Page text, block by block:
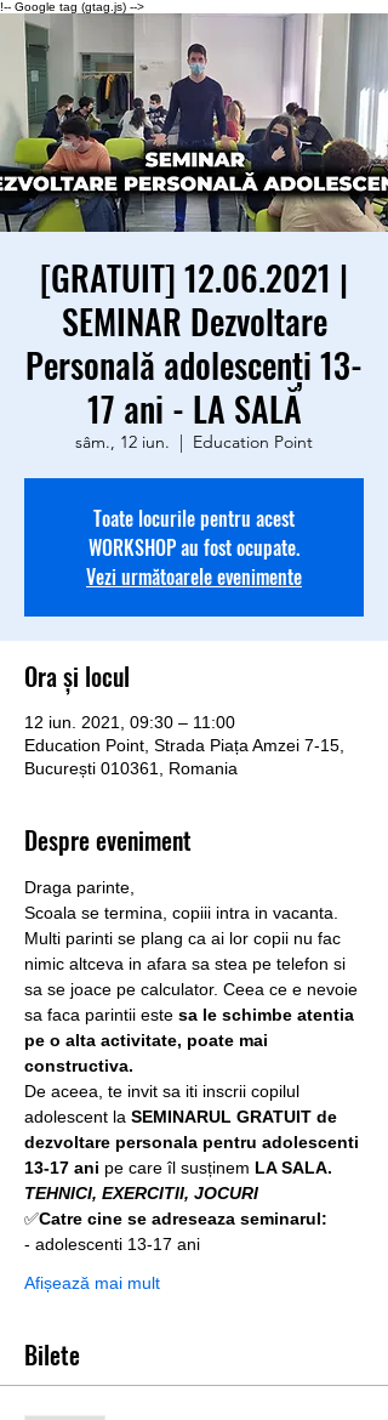
!-- Google tag (gtag.js) -->
[GRATUIT] 12.06.2021 |
SEMINAR Dezvoltare
Personală adolescenţi 13-
17 ani - LA SALĂ
sâm., 12 iun.
  |
Education Point
Toate locurile pentru acest
WORKSHOP au fost ocupate.
Vezi următoarele evenimente
Ora și locul
12 iun. 2021, 09:30 – 11:00
Education Point, Strada Piața Amzei 7-15,
București 010361, Romania
Despre eveniment
Draga parinte,
Scoala se termina, copiii intra in vacanta.
Multi parinti se plang ca ai lor copii nu fac
nimic altceva in afara sa stea pe telefon si
sa se joace pe calculator. Ceea ce e nevoie
sa faca parintii este sa le schimbe atentia
pe o alta activitate, poate mai
constructiva.
De aceea, te invit sa iti inscrii copilul
adolescent la SEMINARUL GRATUIT de
dezvoltare personala pentru adolescenti
13-17 ani pe care îl susținem LA SALA.
TEHNICI, EXERCITII, JOCURI
✅Catre cine se adreseaza seminarul:
- adolescenti 13-17 ani
Afișează mai mult
Bilete